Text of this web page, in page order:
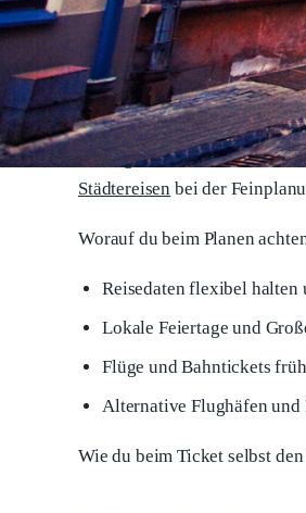
und die Sehenswürdigkeiten
mildem Wetter und niedrigen
Auch der Winter kann sich
Preise wieder an. Ein Blick in
zu umgehen. Wenn du dir
Städtereisen bei der
Worauf du beim Planen
Reisedaten flexibel halten
Lokale Feiertage und
Flüge und Bahntickets
Alternative Flughäfen
Wie du beim Ticket selbst